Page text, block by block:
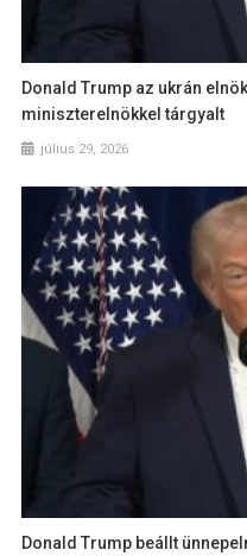
Donald Trump az ukrán
miniszterelnökkel tárgyalt
július 29, 2026
Donald Trump beállt